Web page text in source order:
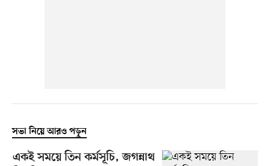
সভা নিয়ে আরও পড়ুন
একই সময়ে তিন কর্মসূচি, জগন্নাথ